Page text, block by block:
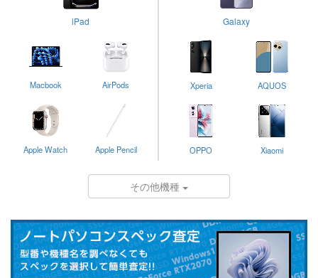
iPad
Macbook AirPods
Apple Watch Apple Pencil
Galaxy
Xperia AQUOS
OPPO Xiaomi
その他機種